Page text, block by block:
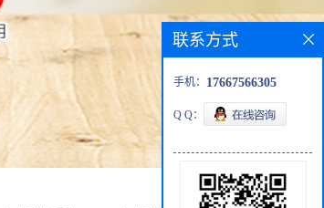
联系方式
手机： 17667566305
Q Q：